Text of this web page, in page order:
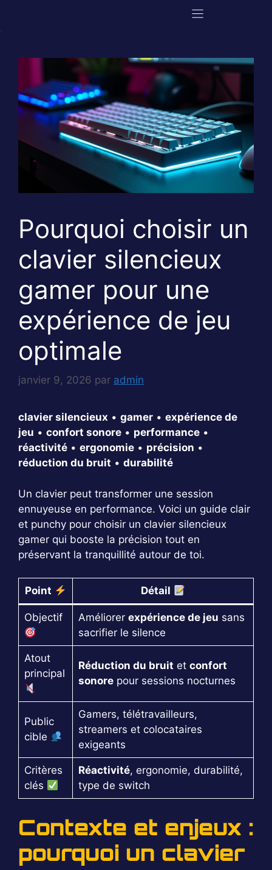
Pourquoi choisir un
clavier silencieux
gamer pour une
expérience de jeu
optimale
janvier 9, 2026 par admin
clavier silencieux • gamer • expérience de
jeu • confort sonore • performance •
réactivité • ergonomie • précision •
réduction du bruit • durabilité
Un clavier peut transformer une session
ennuyeuse en performance. Voici un guide clair
et punchy pour choisir un clavier silencieux
gamer qui booste la précision tout en
préservant la tranquillité autour de toi.
Point Détail
Objectif Améliorer expérience de jeu sans
sacrifier le silence
Atout
principal
Réduction du bruit et confort
sonorepour sessions nocturnes
Public
cible
Gamers, télétravailleurs,
streamers et colocataires
exigeants
Critères
clés
Réactivité, ergonomie, durabilité,
type de switch
Contexte et enjeux :
pourquoi un clavier